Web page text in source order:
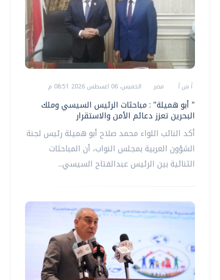
أ ش أ مصر الخميس، 06 اغسطس 2026 08:51 م
" أبو هميلة" : مباحثات الرئيس السيسي وملك
البحرين تعزز دعائم الأمن والاستقرار
أكد النائب اللواء محمد صلاح أبو هميلة رئيس لجنة
الشؤون العربية بمجلس النواب، أن المباحثات
الثنائية بين الرئيس عبدالفتاح السيسي...